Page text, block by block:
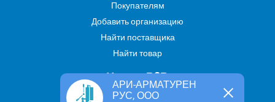
АРИ-АРМАТУРЕН
РУС, ООО
Покупателям
Добавить организацию
Найти поставщика
Найти товар
Услуги В2В
Найти услугу